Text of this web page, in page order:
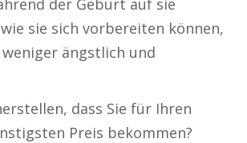
der Geburt auf sie
sie sich vorbereiten können,
ängstlich und
dass Sie für Ihren
Preis bekommen?